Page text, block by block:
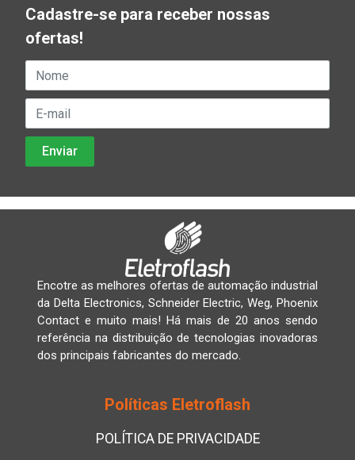
Cadastre-se para receber nossas
ofertas!
Encotre as melhores ofertas de automação industrial
da Delta Electronics, Schneider Electric, Weg, Phoenix
Contact e muito mais! Há mais de 20 anos sendo
referência na distribuição de tecnologias inovadoras
dos principais fabricantes do mercado.
Políticas Eletroflash
POLÍTICA DE PRIVACIDADE